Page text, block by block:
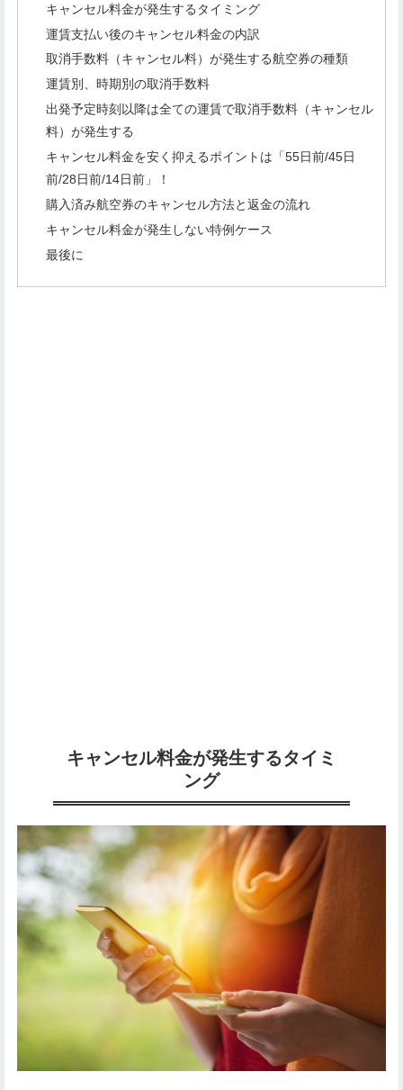
キャンセル料金が発生するタイミング
運賃支払い後のキャンセル料金の内訳
取消手数料（キャンセル料）が発生する航空券の種類
運賃別、時期別の取消手数料
出発予定時刻以降は全ての運賃で取消手数料（キャンセル
料）が発生する
キャンセル料金を安く抑えるポイントは「55日前/45日
前/28日前/14日前」！
購入済み航空券のキャンセル方法と返金の流れ
キャンセル料金が発生しない特例ケース
最後に
キャンセル料金が発生するタイミ
ング